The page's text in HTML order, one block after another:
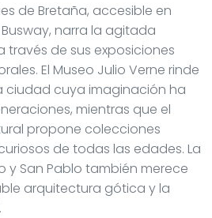
de Bretaña, accesible en
narra la agitada
través de sus exposiciones
El Museo Julio Verne rinde
ciudad cuya imaginación ha
mientras que el
propone colecciones
de todas las edades. La
y San Pablo también merece
arquitectura gótica y la